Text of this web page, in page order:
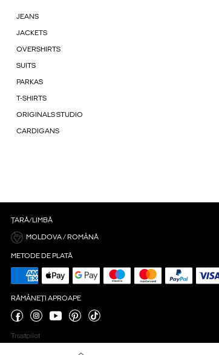
JEANS
JACKETS
OVERSHIRTS
SUITS
PARKAS
T-SHIRTS
ORIGINALS STUDIO
CARDIGANS
ȚARĂ/LIMBĂ
MOLDOVA / ROMÂNĂ
METODE DE PLATĂ
RĂMÂNEȚI APROAPE
Trustpilot